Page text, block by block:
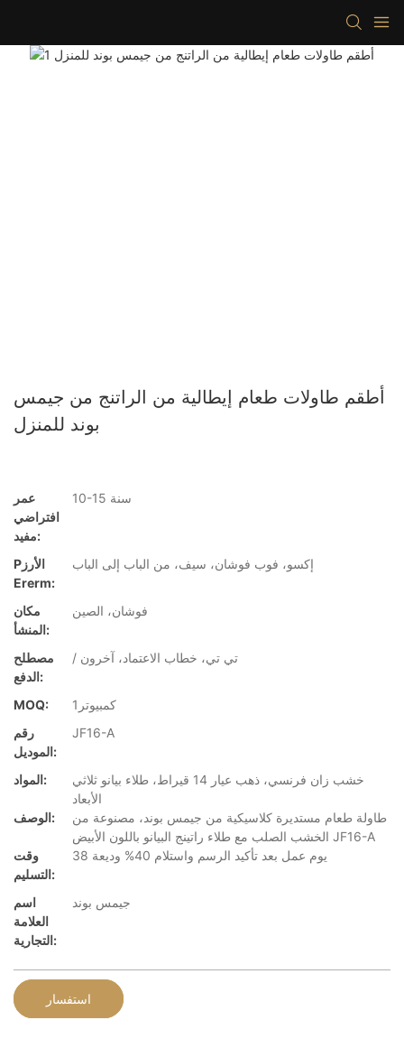
أطقم طاولات طعام إيطالية من الراتنج من جيمس
بوند للمنزل
عمر
افتراضي
مفيد:
10-15 سنة
Pالأرز
Ererm:
إكسو، فوب فوشان، سيف، من الباب إلى الباب
مكان
المنشأ:
فوشان، الصين
مصطلح
الدفع:
/ تي تي، خطاب الاعتماد، آخرون
MOQ:
كمبيوتر1
رقم
الموديل:
JF16-A
المواد:
خشب زان فرنسي، ذهب عيار 14 قيراط، طلاء بيانو ثلاثي
الأبعاد
الوصف:
طاولة طعام مستديرة كلاسيكية من جيمس بوند، مصنوعة من
الخشب الصلب مع طلاء راتينج البيانو باللون الأبيض JF16-A
وقت
التسليم:
38 يوم عمل بعد تأكيد الرسم واستلام 40% وديعة
اسم
العلامة
التجارية:
جيمس بوند
استفسار